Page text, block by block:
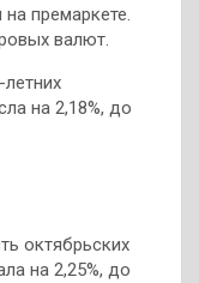
премаркете.
валют.
на 2,18%, до
октябрьских
на 2,25%, до